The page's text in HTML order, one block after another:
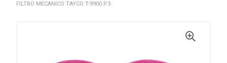
FILTRO MECANICO TAYCO T-9900 P3